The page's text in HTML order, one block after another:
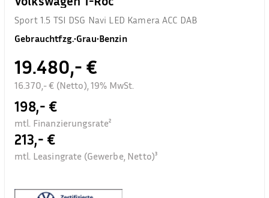
Sport 1.5 TSI DSG Navi LED Kamera ACC DAB
Gebrauchtfzg.•Grau•Benzin
19.480,- €
16.370,- € (Netto), 19% MwSt.
198,- €
mtl. Finanzierungsrate²
213,- €
mtl. Leasingrate (Gewerbe, Netto)³